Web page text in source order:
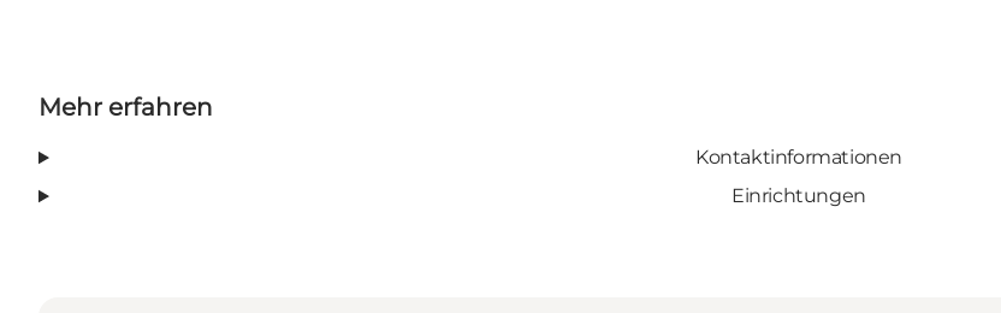
Mehr erfahren
Kontaktinformationen
Einrichtungen